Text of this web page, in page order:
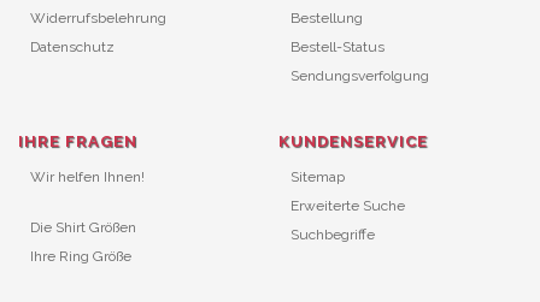
Widerrufsbelehrung
Datenschutz
Bestellung
Bestell-Status
Sendungsverfolgung
IHRE FRAGEN
Wir helfen Ihnen!
Die Shirt Größen
Ihre Ring Größe
KUNDENSERVICE
Sitemap
Erweiterte Suche
Suchbegriffe